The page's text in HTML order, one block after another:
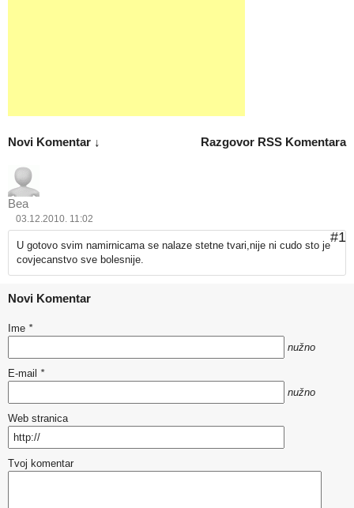
Razgovor RSS Komentara
Novi Komentar ↓
Bea
03.12.2010. 11:02
#1
U gotovo svim namirnicama se nalaze stetne tvari,nije ni cudo sto je
covjecanstvo sve bolesnije.
Novi Komentar
Ime *
nužno
E-mail *
nužno
Web stranica
Tvoj komentar